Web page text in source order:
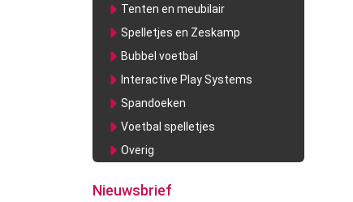
Tenten en meubilair
Spelletjes en Zeskamp
Bubbel voetbal
Interactive Play Systems
Spandoeken
Voetbal spelletjes
Overig
Nieuwsbrief